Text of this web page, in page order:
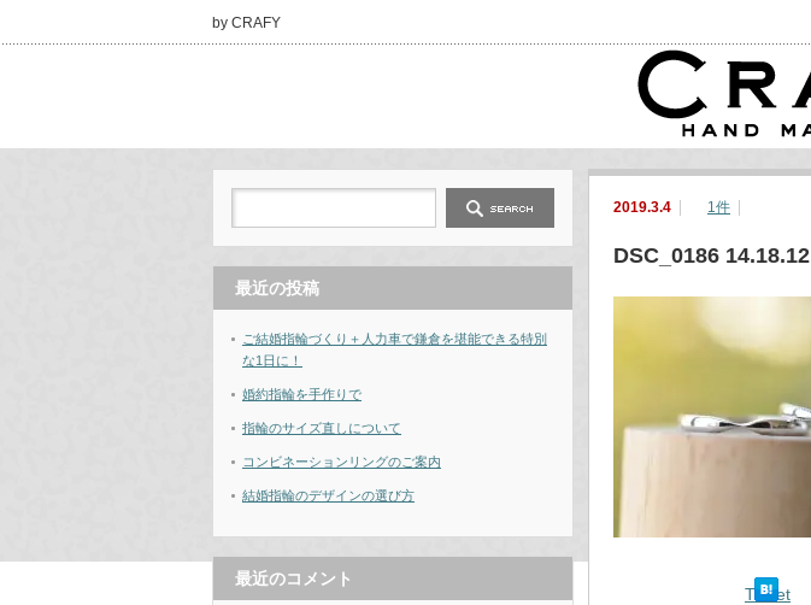
by CRAFY
2019.3.4 1件
DSC_0186 14.18.12
Tweet
最近の投稿
ご結婚指輪づくり＋人力車で鎌倉を堪能できる特別
な1日に！
婚約指輪を手作りで
指輪のサイズ直しについて
コンビネーションリングのご案内
結婚指輪のデザインの選び方
最近のコメント